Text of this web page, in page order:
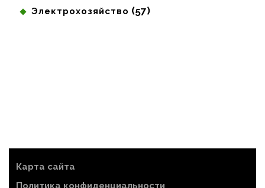
Электрохозяйство (57)
Карта сайта
Политика конфиденциальности